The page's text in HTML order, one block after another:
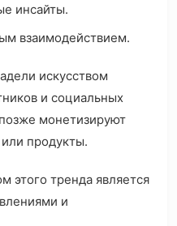
инсайты.
взаимодействием.
искусством
и социальных
монетизируют
продукты.
тренда является
и